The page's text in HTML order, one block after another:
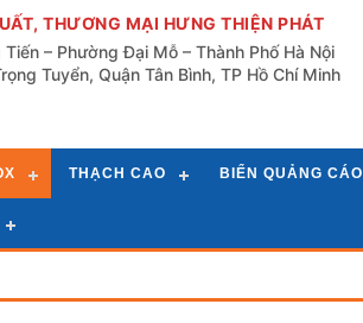
THƯƠNG MẠI HƯNG THIỆN PHÁT
– Phường Đại Mỗ – Thành Phố Hà Nội
Tuyển, Quận Tân Bình, TP Hồ Chí Minh
THẠCH CAO BIỂN QUẢNG CÁO